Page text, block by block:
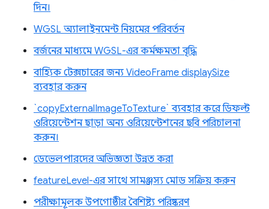
দিন।
WGSL অ্যালাইনমেন্ট নিয়মের পরিবর্তন
বর্জনের মাধ্যমে WGSL-এর কর্মক্ষমতা বৃদ্ধি
বাহ্যিক টেক্সচারের জন্য VideoFrame displaySize
ব্যবহার করুন
`copyExternalImageToTexture` ব্যবহার করে ডিফল্ট
ওরিয়েন্টেশন ছাড়া অন্য ওরিয়েন্টেশনের ছবি পরিচালনা
করুন।
ডেভেলপারদের অভিজ্ঞতা উন্নত করা
featureLevel-এর সাথে সামঞ্জস্য মোড সক্রিয় করুন
পরীক্ষামূলক উপগোষ্ঠীর বৈশিষ্ট্য পরিষ্করণ